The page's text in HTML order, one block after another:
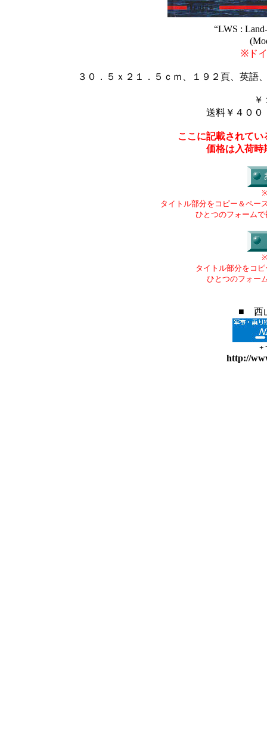
“LWS :
※ド
３０．５ｘ２１．５ｃｍ、１９２頁、英語
送料￥４００
ここに記載されて
価格は入荷時
タイトル部分をコピー＆ペー
ひとつのフォーム
タイトル部分をコ
ひとつのフォー
■ 西
+
http://